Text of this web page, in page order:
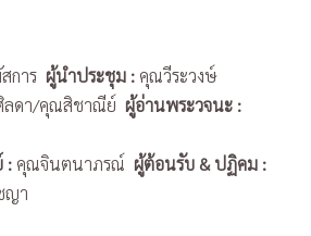
การ ผู้นำประชุม : คุณวีระวงษ์
ดา/คุณสิชาณีย์ ผู้อ่านพระวจนะ :
: คุณจินตนาภรณ์ ผู้ต้อนรับ & ปฏิคม :
ญา